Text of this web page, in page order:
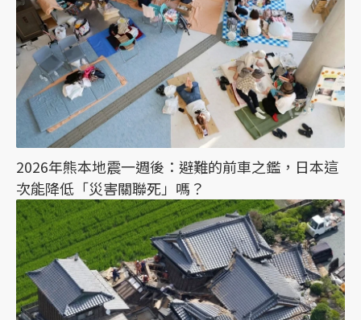
2026年熊本地震一週後：避難的前車之鑑，日本這
次能降低「災害關聯死」嗎？